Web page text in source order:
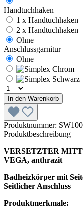
Handtuchhaken
1 x Handtuchhaken
2 x Handtuchhaken
Ohne
Anschlussgarnitur
Ohne
In den Warenkorb
Produktnummer:
Produktbeschreibung
VERSETZTER
VEGA, anthrazit
Badheizkörper mit
Seitlicher Anschluss
Produktmerkmale: